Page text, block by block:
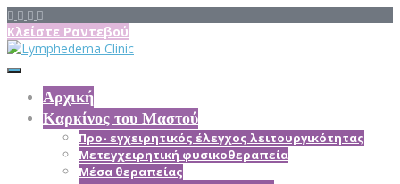
Κλείστε Ραντεβού
Αρχική
Καρκίνος του Μαστού
Προ- εγχειρητικός έλεγχος λειτουργικότητας
Μετεγχειρητική φυσικοθεραπεία
Μέσα θεραπείας